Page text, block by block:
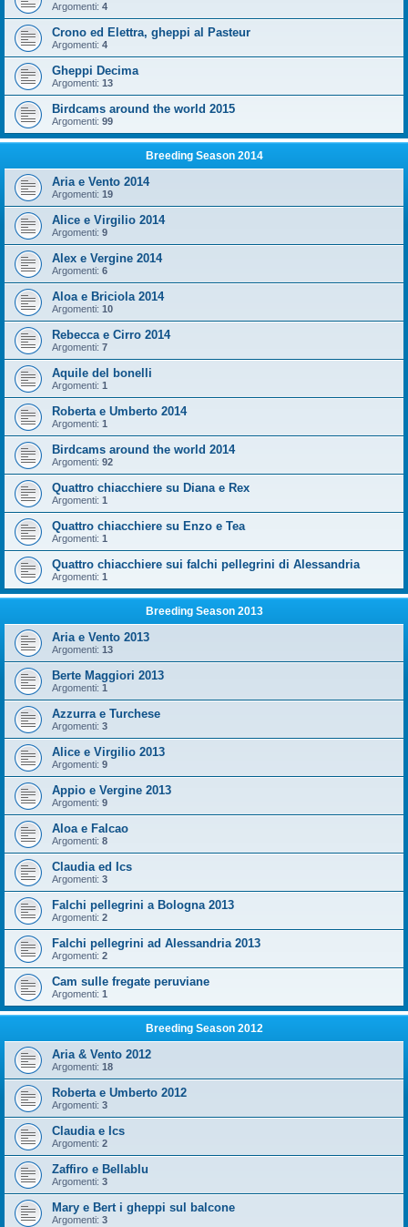
Argomenti: 4
Crono ed Elettra, gheppi al Pasteur
Argomenti: 4
Gheppi Decima
Argomenti: 13
Birdcams around the world 2015
Argomenti: 99
Breeding Season 2014
Aria e Vento 2014
Argomenti: 19
Alice e Virgilio 2014
Argomenti: 9
Alex e Vergine 2014
Argomenti: 6
Aloa e Briciola 2014
Argomenti: 10
Rebecca e Cirro 2014
Argomenti: 7
Aquile del bonelli
Argomenti: 1
Roberta e Umberto 2014
Argomenti: 1
Birdcams around the world 2014
Argomenti: 92
Quattro chiacchiere su Diana e Rex
Argomenti: 1
Quattro chiacchiere su Enzo e Tea
Argomenti: 1
Quattro chiacchiere sui falchi pellegrini di Alessandria
Argomenti: 1
Breeding Season 2013
Aria e Vento 2013
Argomenti: 13
Berte Maggiori 2013
Argomenti: 1
Azzurra e Turchese
Argomenti: 3
Alice e Virgilio 2013
Argomenti: 9
Appio e Vergine 2013
Argomenti: 9
Aloa e Falcao
Argomenti: 8
Claudia ed Ics
Argomenti: 3
Falchi pellegrini a Bologna 2013
Argomenti: 2
Falchi pellegrini ad Alessandria 2013
Argomenti: 2
Cam sulle fregate peruviane
Argomenti: 1
Breeding Season 2012
Aria & Vento 2012
Argomenti: 18
Roberta e Umberto 2012
Argomenti: 3
Claudia e Ics
Argomenti: 2
Zaffiro e Bellablu
Argomenti: 3
Mary e Bert i gheppi sul balcone
Argomenti: 3